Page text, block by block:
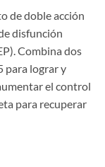
de doble acción
disfunción
Combina dos
para lograr y
el control
para recuperar